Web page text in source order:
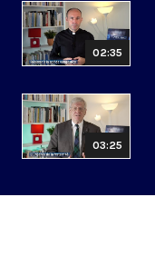
02:35
03:25